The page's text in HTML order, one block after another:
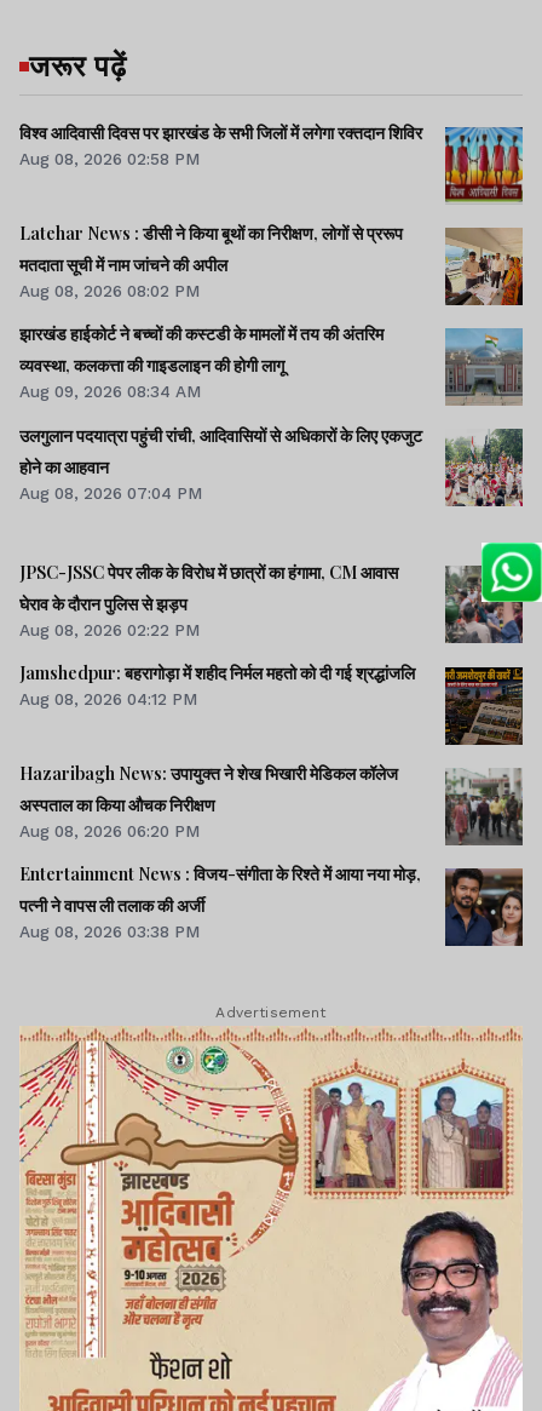
जरूर पढ़ें
विश्व आदिवासी दिवस पर झारखंड के सभी जिलों में लगेगा रक्तदान शिविर
Aug 08, 2026 02:58 PM
Latehar News : डीसी ने किया बूथों का निरीक्षण, लोगों से प्ररूप
मतदाता सूची में नाम जांचने की अपील
Aug 08, 2026 08:02 PM
झारखंड हाईकोर्ट ने बच्चों की कस्टडी के मामलों में तय की अंतरिम
व्यवस्था, कलकत्ता की गाइडलाइन की होगी लागू
Aug 09, 2026 08:34 AM
उलगुलान पदयात्रा पहुंची रांची, आदिवासियों से अधिकारों के लिए एकजुट
होने का आहवान
Aug 08, 2026 07:04 PM
JPSC-JSSC पेपर लीक के विरोध में छात्रों का हंगामा, CM आवास
घेराव के दौरान पुलिस से झड़प
Aug 08, 2026 02:22 PM
Jamshedpur: बहरागोड़ा में शहीद निर्मल महतो को दी गई श्रद्धांजलि
Aug 08, 2026 04:12 PM
Hazaribagh News: उपायुक्त ने शेख भिखारी मेडिकल कॉलेज
अस्पताल का किया औचक निरीक्षण
Aug 08, 2026 06:20 PM
Entertainment News : विजय-संगीता के रिश्ते में आया नया मोड़,
पत्नी ने वापस ली तलाक की अर्जी
Aug 08, 2026 03:38 PM
Advertisement